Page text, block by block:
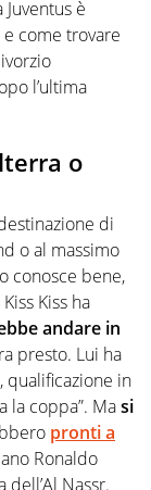
è
come trovare
l’ultima
o
di
o al massimo
conosce bene,
Kiss ha
andare in
presto. Lui ha
qualificazione in
la coppa”. Masi
pronti a
Ronaldo
Nassr.